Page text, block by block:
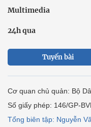
Multimedia
24h qua
Tuyến bài
Cơ quan chủ quản: Bộ
Số giấy phép: 146/GP-
Tổng biên tập: Nguyễn